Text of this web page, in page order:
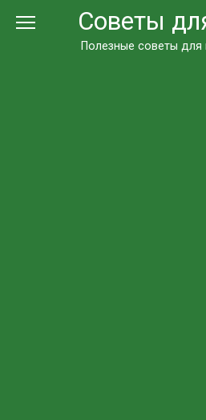
Советы
Полезные советы